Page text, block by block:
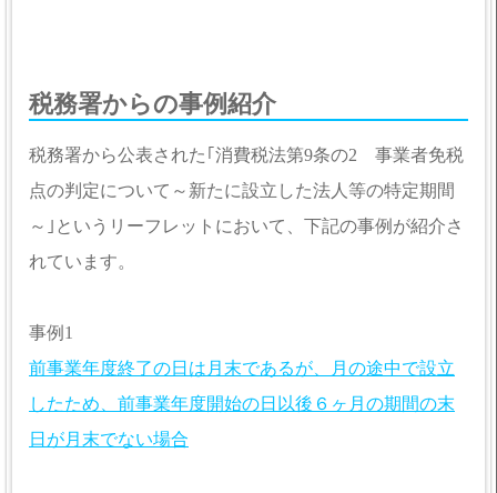
税務署からの事例紹介
税務署から公表された｢消費税法第9条の2 事業者免税
点の判定について～新たに設立した法人等の特定期間
～｣というリーフレットにおいて、下記の事例が紹介さ
れています。
事例1
前事業年度終了の日は月末であるが、月の途中で設立
したため、前事業年度開始の日以後６ヶ月の期間の末
日が月末でない場合